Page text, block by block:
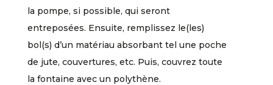
la pompe, si possible, qui seront
entreposées. Ensuite, remplissez le(les)
bol(s) d’un matériau absorbant tel une poche
de jute, couvertures, etc. Puis, couvrez toute
la fontaine avec un polythène.